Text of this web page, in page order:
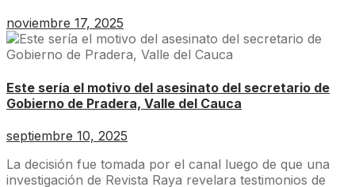
noviembre 17, 2025
Este sería el motivo del asesinato del secretario de
Gobierno de Pradera, Valle del Cauca
septiembre 10, 2025
La decisión fue tomada por el canal luego de que una
investigación de Revista Raya revelara testimonios de